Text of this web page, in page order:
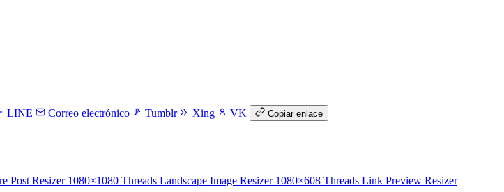
LINE Correo electrónico Tumblr Xing VK Copiar enlace
Post Resizer 1080×1080 Threads Landscape Image Resizer 1080×608 Threads Link Preview Resizer